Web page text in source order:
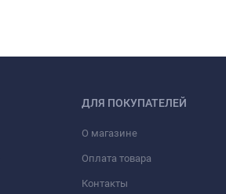
ДЛЯ ПОКУПАТЕЛЕЙ
О магазине
Оплата товара
Контакты